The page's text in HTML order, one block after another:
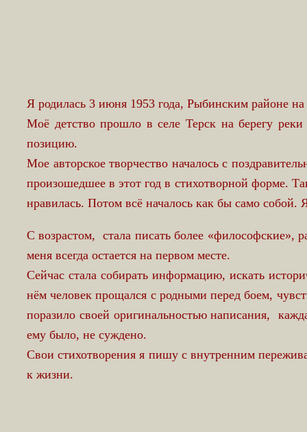
Я родилась 3 июня 1953 года, Рыбинским районе
Моё детство прошло в селе Терск на берегу
позицию.
Мое авторское творчество началось с
произошедшее в этот год в стихотворной форме.
нравилась. Потом всё началось как бы само
С возрастом, стала писать более «философские»,
меня всегда остается на первом месте.
Сейчас стала собирать информацию, искать
нём человек прощался с родными перед боем,
поразило своей оригинальностью написания,
ему было, не суждено.
Свои стихотворения я пишу с внутренним
к жизни.